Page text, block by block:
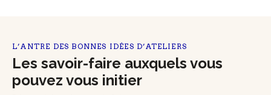
L’ANTRE DES BONNES IDÉES D’ATELIERS
Les savoir-faire auxquels vous
pouvez vous initier